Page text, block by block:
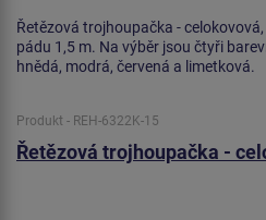
Řetězová trojhoupačka -
pádu 1,5 m. Na výběr jsou čtyři
hnědá, modrá, červená a limetková.
Produkt - REH-6322K-15
Řetězová trojhoupačka -